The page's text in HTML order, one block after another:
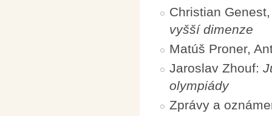
Christian
vyšší dimenze
Matúš Proner,
Jaroslav Zhouf:
olympiády
Zprávy a